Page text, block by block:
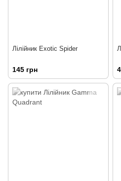
Лілійник Exotic Spider
145 грн